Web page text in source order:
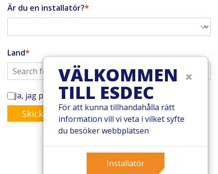
Är du en installatör?
Land
Ja, jag prenumererar på Enstalls nyhetsbrev
Skicka
© 2026 Esdec. Alla rättigheter förbehållna
×
VÄLKOMMEN
TILL ESDEC
För att kunna tillhandahålla rätt
information vill vi veta i vilket syfte
du besöker webbplatsen
Installatör